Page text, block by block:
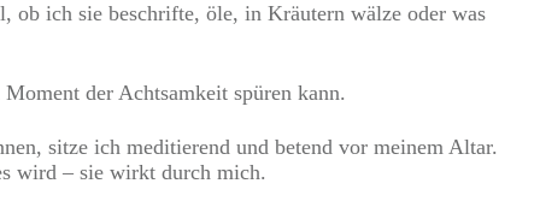
ob ich sie beschrifte, öle, in Kräutern wälze oder was
der Achtsamkeit spüren kann.
sitze ich meditierend und betend vor meinem Altar.
wird – sie wirkt durch mich.